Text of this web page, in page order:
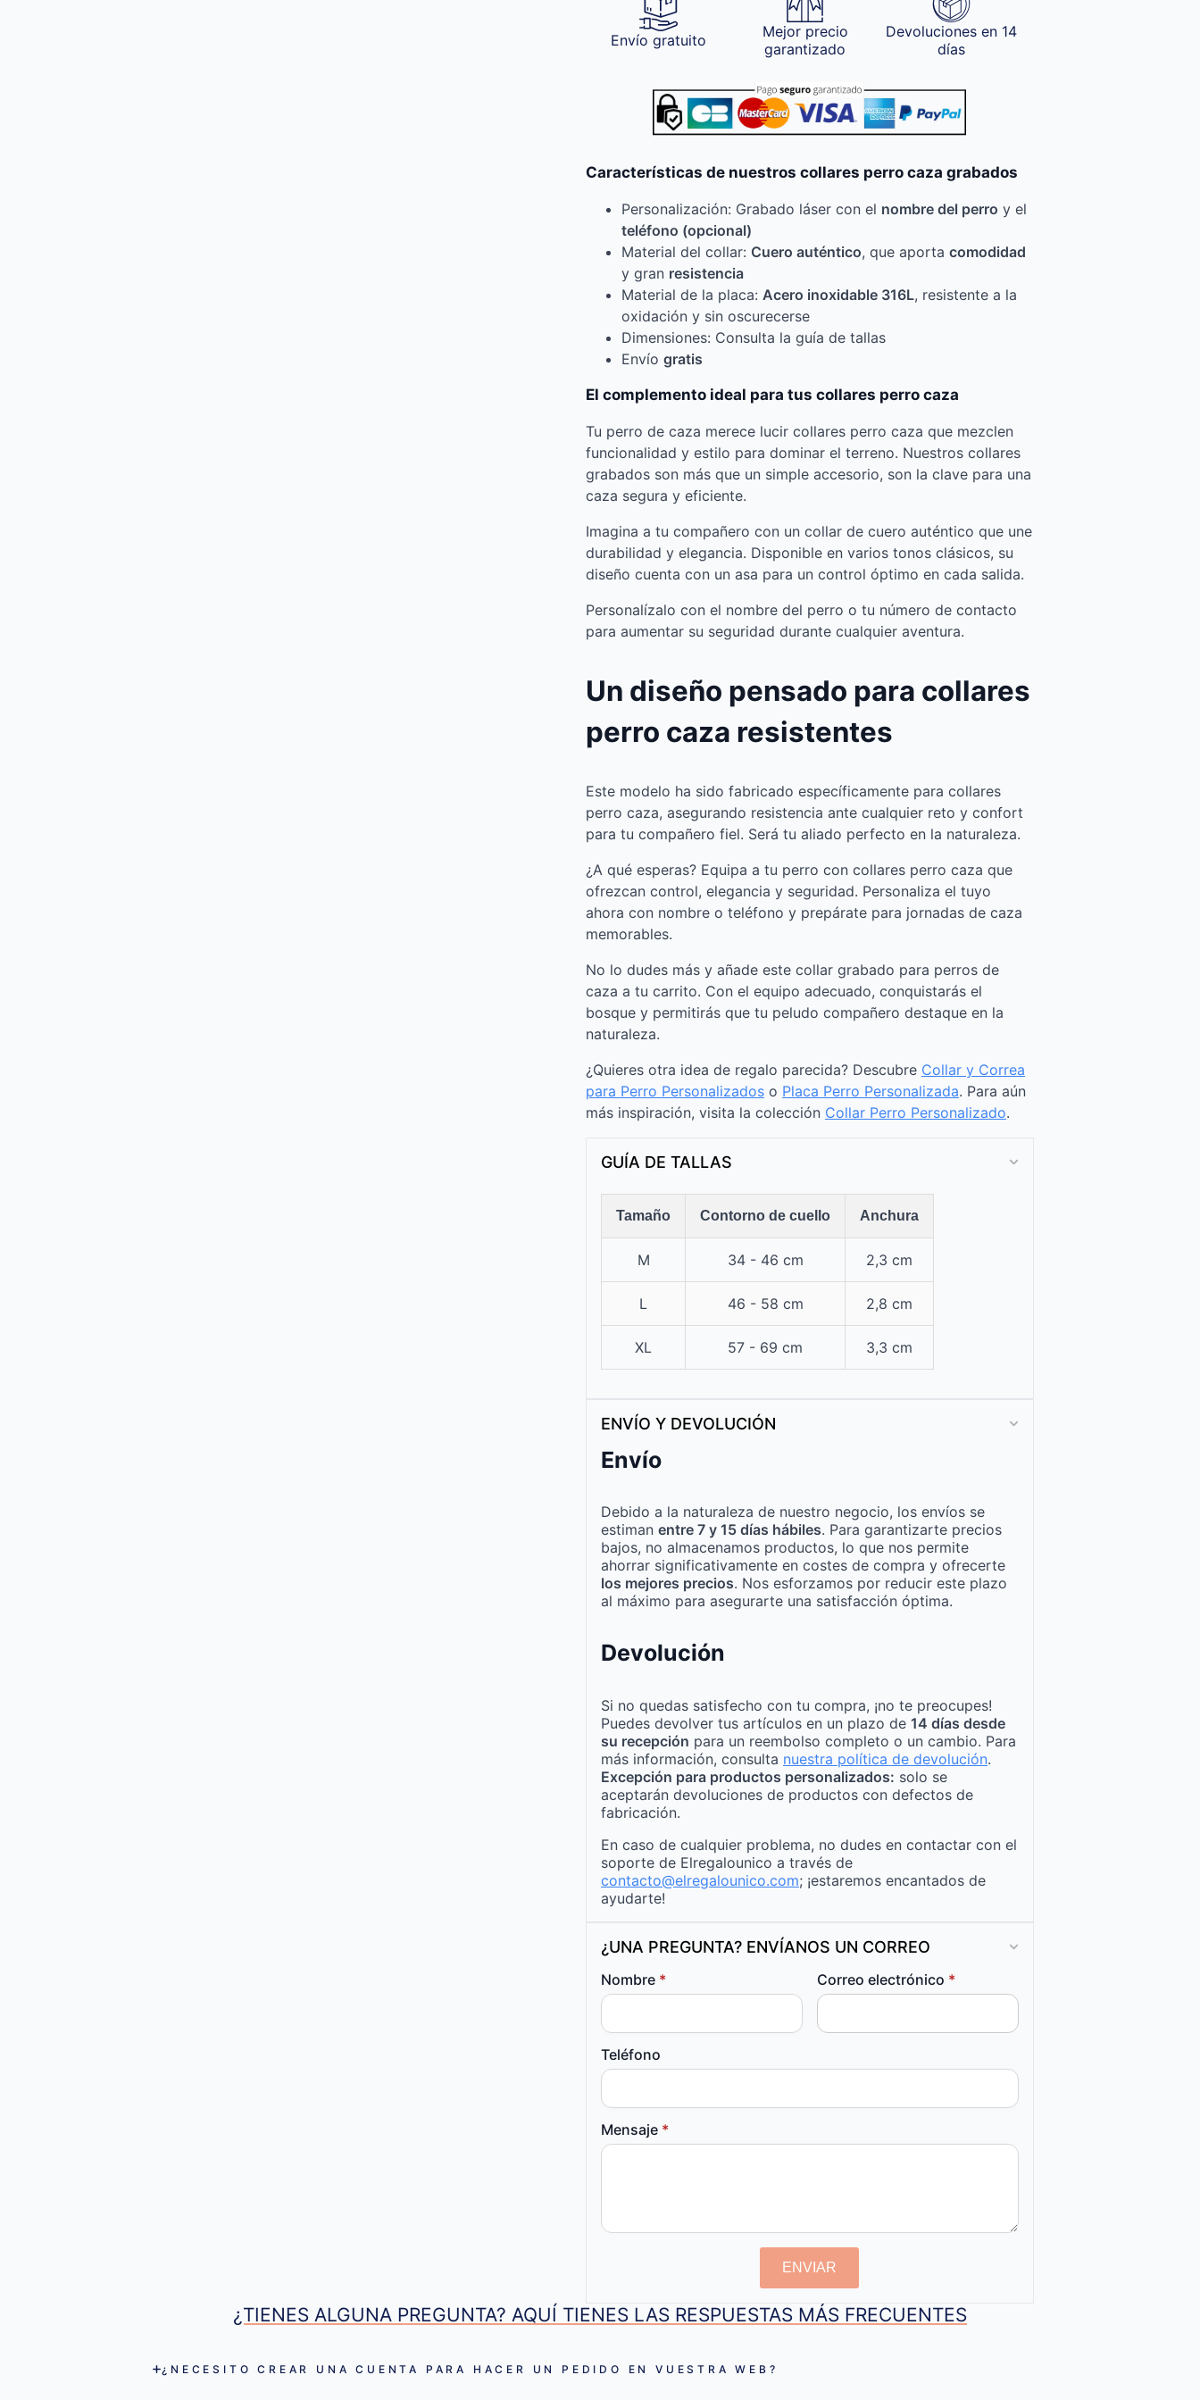
Envío gratuito
Mejor precio
garantizado
Devoluciones en 14
días
Características de nuestros collares perro caza grabados
Personalización: Grabado láser con el nombre del perro y el
teléfono (opcional)
Material del collar: Cuero auténtico, que aporta comodidad
y gran resistencia
Material de la placa: Acero inoxidable 316L, resistente a la
oxidación y sin oscurecerse
Dimensiones: Consulta la guía de tallas
Envío gratis
El complemento ideal para tus collares perro caza
Tu perro de caza merece lucir collares perro caza que mezclen
funcionalidad y estilo para dominar el terreno. Nuestros collares
grabados son más que un simple accesorio, son la clave para una
caza segura y eficiente.
Imagina a tu compañero con un collar de cuero auténtico que une
durabilidad y elegancia. Disponible en varios tonos clásicos, su
diseño cuenta con un asa para un control óptimo en cada salida.
Personalízalo con el nombre del perro o tu número de contacto
para aumentar su seguridad durante cualquier aventura.
Un diseño pensado para collares
perro caza resistentes
Este modelo ha sido fabricado específicamente para collares
perro caza, asegurando resistencia ante cualquier reto y confort
para tu compañero fiel. Será tu aliado perfecto en la naturaleza.
¿A qué esperas? Equipa a tu perro con collares perro caza que
ofrezcan control, elegancia y seguridad. Personaliza el tuyo
ahora con nombre o teléfono y prepárate para jornadas de caza
memorables.
No lo dudes más y añade este collar grabado para perros de
caza a tu carrito. Con el equipo adecuado, conquistarás el
bosque y permitirás que tu peludo compañero destaque en la
naturaleza.
¿Quieres otra idea de regalo parecida? Descubre Collar y Correa
para Perro Personalizados o Placa Perro Personalizada. Para aún
más inspiración, visita la colección Collar Perro Personalizado.
GUÍA DE TALLAS
Tamaño Contorno de cuello Anchura
M 34 - 46 cm 2,3 cm
L 46 - 58 cm 2,8 cm
XL 57 - 69 cm 3,3 cm
ENVÍO Y DEVOLUCIÓN
Envío
Debido a la naturaleza de nuestro negocio, los envíos se
estiman entre 7 y 15 días hábiles. Para garantizarte precios
bajos, no almacenamos productos, lo que nos permite
ahorrar significativamente en costes de compra y ofrecerte
los mejores precios. Nos esforzamos por reducir este plazo
al máximo para asegurarte una satisfacción óptima.
Devolución
Si no quedas satisfecho con tu compra, ¡no te preocupes!
Puedes devolver tus artículos en un plazo de 14 días desde
su recepción para un reembolso completo o un cambio. Para
más información, consulta nuestra política de devolución.
Excepción para productos personalizados: solo se
aceptarán devoluciones de productos con defectos de
fabricación.
En caso de cualquier problema, no dudes en contactar con el
soporte de Elregalounico a través de
contacto@elregalounico.com; ¡estaremos encantados de
ayudarte!
¿UNA PREGUNTA? ENVÍANOS UN CORREO
Nombre * Correo electrónico *
Teléfono
Mensaje *
ENVIAR
¿TIENES ALGUNA PREGUNTA? AQUÍ TIENES LAS RESPUESTAS MÁS FRECUENTES
¿NECESITO CREAR UNA CUENTA PARA HACER UN PEDIDO EN VUESTRA WEB?